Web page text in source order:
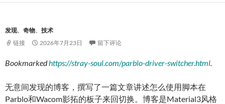
发现、 奇物、 技术
链接
2026年7月23日 留下评论
Bookmarkedhttps://stray-soul.com/parblo-driver-switcher.html.
无意间发现的博客，撰写了一篇文章讲述怎么使用脚本在
Parblo和Wacom影拓的板子来回切换。博客是Material3风格